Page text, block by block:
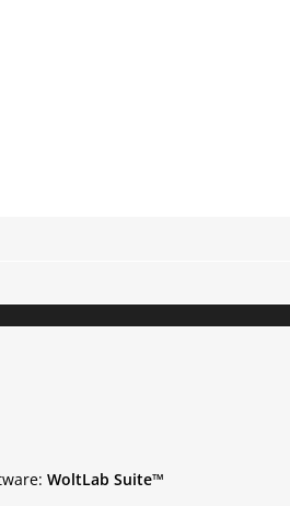
WoltLab Suite™